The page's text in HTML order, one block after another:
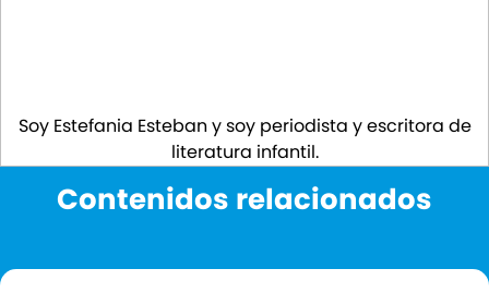
Soy Estefania Esteban y soy periodista y escritora de
literatura infantil.
Contenidos relacionados